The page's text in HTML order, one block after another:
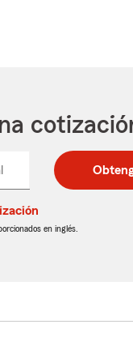
postal
de
postal
de
en inglés.